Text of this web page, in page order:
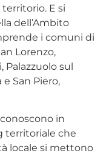
E si
dell’Ambito
i comuni di
Lorenzo,
Palazzuolo sul
e San Piero,
in
territoriale che
locale si mettono